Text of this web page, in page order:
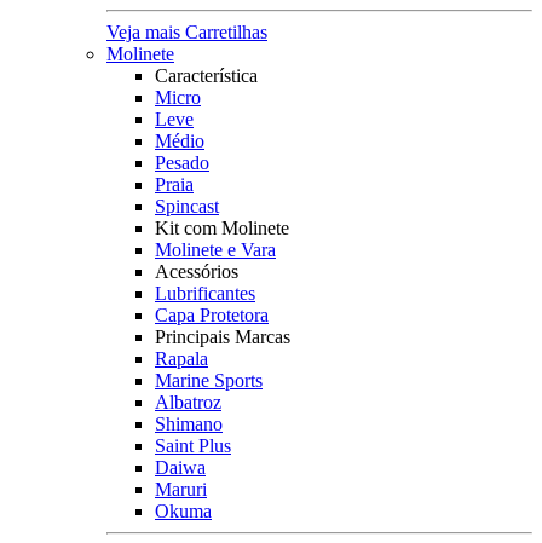
Veja mais Carretilhas
Molinete
Característica
Micro
Leve
Médio
Pesado
Praia
Spincast
Kit com Molinete
Molinete e Vara
Acessórios
Lubrificantes
Capa Protetora
Principais Marcas
Rapala
Marine Sports
Albatroz
Shimano
Saint Plus
Daiwa
Maruri
Okuma